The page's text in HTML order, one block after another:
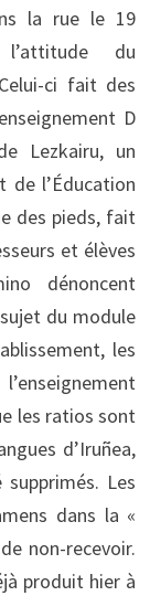
la rue le 19
du
ci fait des
D
Lezkairu, un
l’Éducation
des pieds, fait
et élèves
dénoncent
du module
les
les ratios sont
d’Iruñea,
Les
dans la «
non-recevoir.
produit hier à